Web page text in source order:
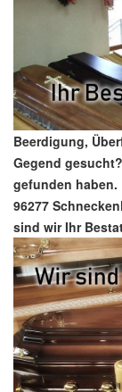
Beerdigung,
Gegend
gefunden
96277
sind wir Ihr